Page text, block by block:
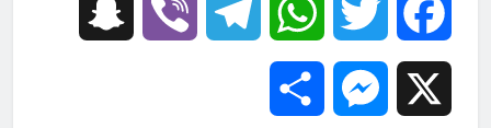
Facebook
Twitter
WhatsApp
Telegram
Viber
Messenger